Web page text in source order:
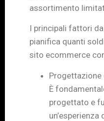
assortimento
I principali fattori
pianifica quanti
sito ecommerce
Progettazione
È
progettato e